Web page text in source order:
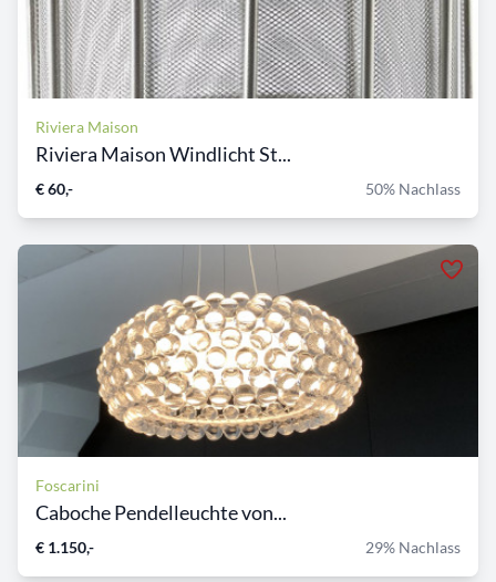
Riviera Maison
Riviera Maison Windlicht St...
€ 60,- 50% Nachlass
Foscarini
Caboche Pendelleuchte von...
€ 1.150,- 29% Nachlass